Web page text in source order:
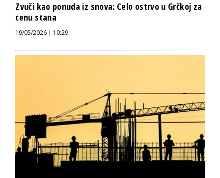
Zvuči kao ponuda iz snova: Celo ostrvo u Grčkoj za
cenu stana
19/05/2026 | 10:29